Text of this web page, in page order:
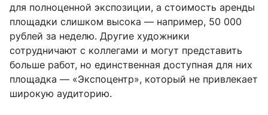
для полноценной экспозиции, а стоимость аренды
площадки слишком высока — например, 50 000
рублей за неделю. Другие художники
сотрудничают с коллегами и могут представить
больше работ, но единственная доступная для них
площадка — «Экспоцентр», который не привлекает
широкую аудиторию.